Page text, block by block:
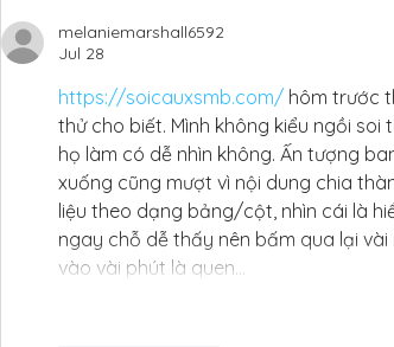
melaniemarshall6592
Jul 28
https://soicauxsmb.com/ hôm trước
thử cho biết. Mình không kiểu ngồi
họ làm có dễ nhìn không. Ấn tượng
xuống cũng mượt vì nội dung chia
liệu theo dạng bảng/cột, nhìn cái là
ngay chỗ dễ thấy nên bấm qua lại
vào vài phút là quen…